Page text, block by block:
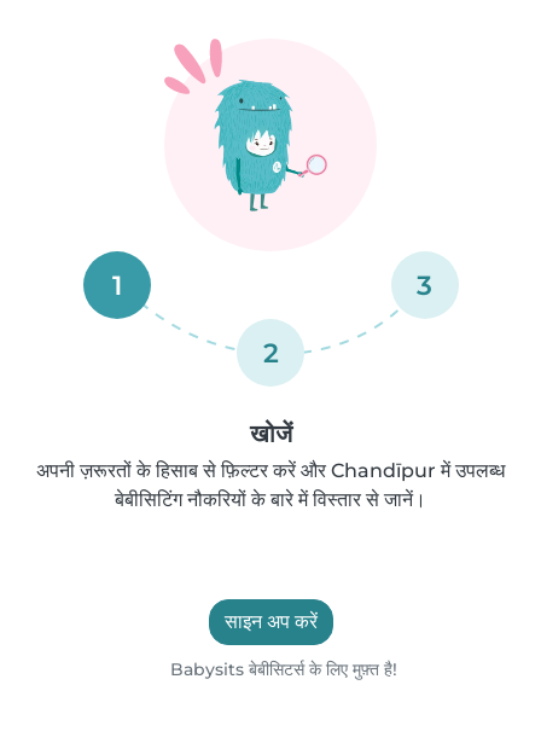
1
2
3
खोजें
अपनी ज़रूरतों के हिसाब से फ़िल्टर करें और Chandīpur में उपलब्ध
बेबीसिटिंग नौकरियों के बारे में विस्तार से जानें।
साइन अप करें
Babysits बेबीसिटर्स के लिए मुफ़्त है!